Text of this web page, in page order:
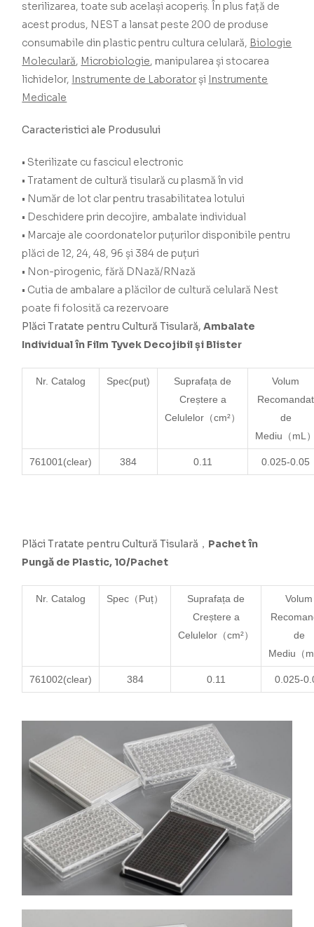
sterilizarea, toate sub același acoperiș.În plus față de
acest produs, NEST a lansat peste 200 de produse
consumabile din plastic pentru cultura celulară, Biologie
Moleculară, Microbiologie, manipularea și stocarea
lichidelor, Instrumente de Laborator și Instrumente
Medicale
Caracteristici ale Produsului
• Sterilizate cu fascicul electronic
• Tratament de cultură tisulară cu plasmă în vid
• Număr de lot clar pentru trasabilitatea lotului
• Deschidere prin decojire, ambalate individual
• Marcaje ale coordonatelor puțurilor disponibile pentru
plăci de 12, 24, 48, 96 și 384 de puțuri
• Non-pirogenic, fără DNază/RNază
• Cutia de ambalare a plăcilor de cultură celulară Nest
poate fi folosită ca rezervoare
Plăci Tratate pentru Cultură Tisulară,Ambalate
Individual în Film Tyvek Decojibil și Blister
Nr. Catalog Spec(puț)
Suprafața de
Creștere a
Celulelor （cm²）
Volum
Recomandat
de
Mediu（mL
761001(clear) 384 0.11 0.025-0.05
Plăci Tratate pentru Cultură Tisulară， Pachet în
Pungă de Plastic, 10/Pachet
Nr. Catalog Spec（Puț）
Suprafața de
Creștere a
Celulelor （cm²）
Volum
de
Mediu（
761002(clear) 384 0.11 0.025-